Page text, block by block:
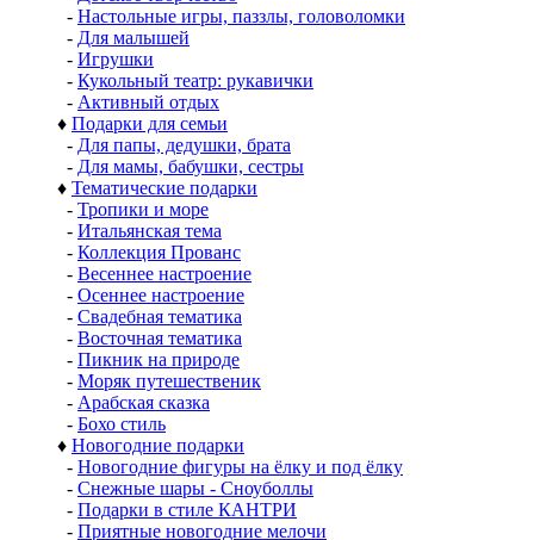
- Настольные игры, паззлы, головоломки
- Для малышей
- Игрушки
- Кукольный театр: рукавички
- Активный отдых
♦ Подарки для семьи
- Для папы, дедушки, брата
- Для мамы, бабушки, сестры
♦ Тематические подарки
- Тропики и море
- Итальянская тема
- Коллекция Прованс
- Весеннее настроение
- Осеннее настроение
- Свадебная тематика
- Восточная тематика
- Пикник на природе
- Моряк путешественик
- Арабская сказка
- Бохо стиль
♦ Новогодние подарки
- Новогодние фигуры на ёлку и под ёлку
- Снежные шары - Сноуболлы
- Подарки в стиле КАНТРИ
- Приятные новогодние мелочи